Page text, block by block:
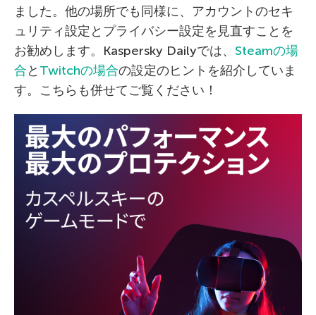
ました。他の場所でも同様に、アカウントのセキ
ュリティ設定とプライバシー設定を見直すことを
お勧めします。Kaspersky Dailyでは、 Steamの場
合と Twitchの場合の設定のヒントを紹介していま
す。こちらも併せてご覧ください！